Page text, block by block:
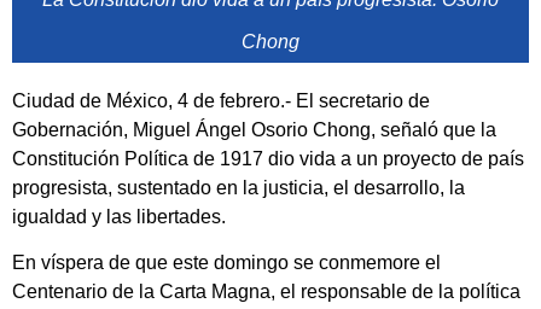
Chong
Ciudad de México, 4 de febrero.- El secretario de
Gobernación, Miguel Ángel Osorio Chong, señaló que la
Constitución Política de 1917 dio vida a un proyecto de país
progresista, sustentado en la justicia, el desarrollo, la
igualdad y las libertades.
En víspera de que este domingo se conmemore el
Centenario de la Carta Magna, el responsable de la política